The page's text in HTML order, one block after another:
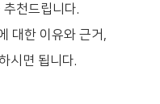
천드립니다.
대한 이유와 근거,
시면 됩니다.